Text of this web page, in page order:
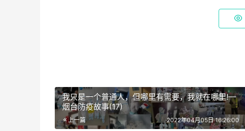
我只是一个普通人，但哪里有需要，我就在哪里!—
烟台防疫故事(17)
上一篇 2022年04月05日 16:26:00